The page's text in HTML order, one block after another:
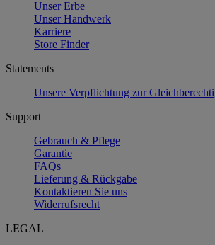
Unser Erbe
Unser Handwerk
Karriere
Store Finder
Statements
Unsere Verpflichtung zur
Support
Gebrauch & Pflege
Garantie
FAQs
Lieferung & Rückgabe
Kontaktieren Sie uns
Widerrufsrecht
LEGAL